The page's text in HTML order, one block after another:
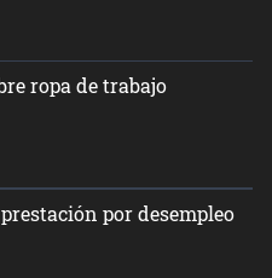
ropa de trabajo
por desempleo